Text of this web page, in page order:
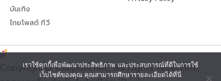
บันเทิง
ไทยโพสต์ ทีวี
Copyright© thaipost.net, All rights reserved.,
เราใช้คุกกี้เพื่อพัฒนาประสิทธิภาพ และประสบการณ์ที่ดีในการใช้
เว็บไซต์ของคุณ คุณสามารถศึกษารายละเอียดได้ที่นี่